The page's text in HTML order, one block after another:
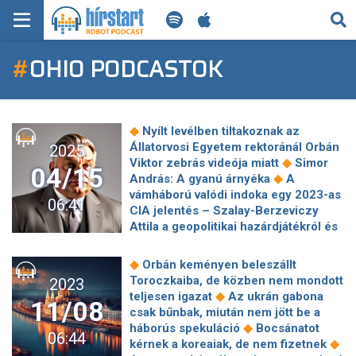
KERESÉS
KEZDŐLAP
FRISS HÍREK
TECH HÍREK
FILM-ZENE-SZÓRAKOZÁS
PLAYLIST
MI AZ A ROBOT PODCAST?
#OHIO PODCASTOK
2025
04/15
06:41
◆ Nyílt levélben tiltakoznak az
Állatorvosi Egyetem rektoránál Orbán
Viktor zebrás videója miatt ◆ Simor
András: A gyanú árnyéka ◆ A
vámháború valódi indoka egy 2023-as
CIA jelentés – Szalay-Berzeviczy
Attila a geopolitikai hazárdjátékról és
autószerelőből lett milliárdos, de
aztán leültették◆Nagyot fog szólni,
ami most a tusfürdőkről kiderült - a
Lidl és a DM is érintett ◆ J.D. Vance a
Fehér Házban ejtette le az egyetemi
amerikaifutball-bajnokság trófeáját
◆
2023
11/08
06:44
◆ Orbán keményen beleszállt
Toroczkaiba, de közben nem mondott
teljesen igazat ◆ Az ukrán gabona
csak bűnbak, miután nem jött be a
háborús spekuláció ◆ Bocsánatot
kérnek a koreaiak, de nem fizetnek ◆